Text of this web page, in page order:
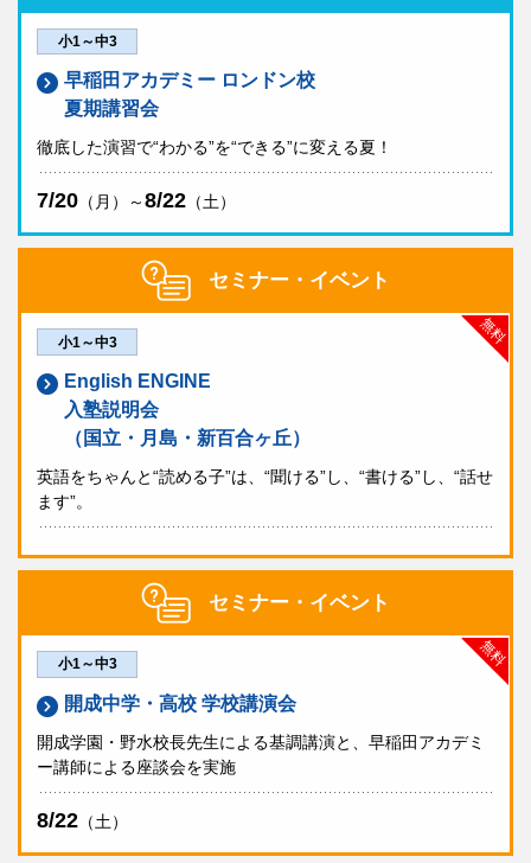
小1～中3
早稲田アカデミー ロンドン校
夏期講習会
徹底した演習で“わかる”を“できる”に変える夏！
7/20 （月）～8/22 （土）
セミナー・イベント
無料
小1～中3
English ENGINE
入塾説明会
（国立・月島・新百合ヶ丘）
英語をちゃんと“読める子”は、“聞ける”し、“書ける”し、“話せ
ます”。
セミナー・イベント
無料
小1～中3
開成中学・高校 学校講演会
開成学園・野水校長先生による基調講演と、早稲田アカデミ
ー講師による座談会を実施
8/22 （土）